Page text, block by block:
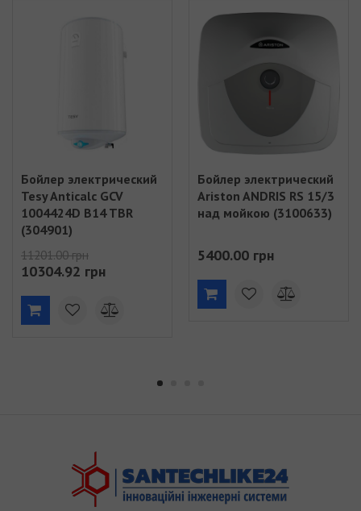
Бойлер электрический
Tesy Anticalc GCV
1004424D B14 TBR
(304901)
11201.00 грн
10304.92 грн
Бойлер электрический
Ariston ANDRIS RS 15/3
над мойкою (3100633)
5400.00 грн